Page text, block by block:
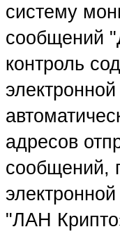
систему
сообщений
контроль
адресов
сообщений,
"ЛАН